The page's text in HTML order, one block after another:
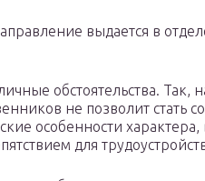
выдается в
обстоятельства. Так,
не позволит стать
особенности
для